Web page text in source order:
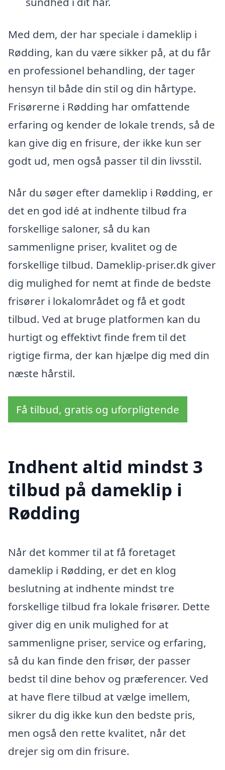
Med dem, der har speciale i dameklip i
Rødding, kan du være sikker på, at du får
en professionel behandling, der tager
hensyn til både din stil og din hårtype.
Frisørerne i Rødding har omfattende
erfaring og kender de lokale trends, så de
kan give dig en frisure, der ikke kun ser
godt ud, men også passer til din livsstil.
Når du søger efter dameklip i Rødding, er
det en god idé at indhente tilbud fra
forskellige saloner, så du kan
sammenligne priser, kvalitet og de
forskellige tilbud. Dameklip-priser.dk giver
dig mulighed for nemt at finde de bedste
frisører i lokalområdet og få et godt
tilbud. Ved at bruge platformen kan du
hurtigt og effektivt finde frem til det
rigtige firma, der kan hjælpe dig med din
næste hårstil.
Få tilbud, gratis og uforpligtende
Indhent altid mindst 3
tilbud på dameklip i
Rødding
Når det kommer til at få foretaget
dameklip i Rødding, er det en klog
beslutning at indhente mindst tre
forskellige tilbud fra lokale frisører. Dette
giver dig en unik mulighed for at
sammenligne priser, service og erfaring,
så du kan finde den frisør, der passer
bedst til dine behov og præferencer. Ved
at have flere tilbud at vælge imellem,
sikrer du dig ikke kun den bedste pris,
men også den rette kvalitet, når det
drejer sig om din frisure.